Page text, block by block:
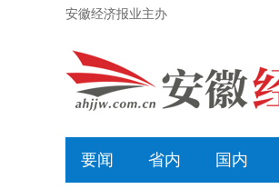
安徽经济报业主办
要闻 省内 国内